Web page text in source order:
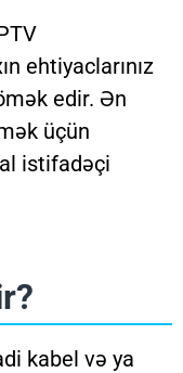
ehtiyaclarınız
edir. Ən
üçün
istifadəçi
kabel və ya